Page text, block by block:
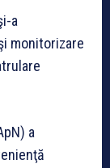
a
monitorizare
a